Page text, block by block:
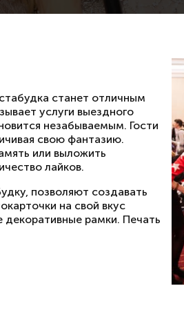
станет отличным
услуги выездного
незабываемым. Гости
свою фантазию.
или выложить
лайков.
позволяют создавать
на свой вкус
рамки. Печать